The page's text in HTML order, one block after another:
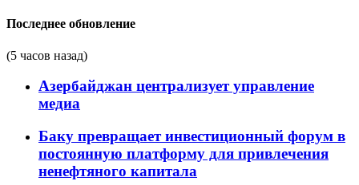
Последнее обновление
(5 часов назад)
Азербайджан централизует управление
медиа
Баку превращает инвестиционный форум в
постоянную платформу для привлечения
ненефтяного капитала